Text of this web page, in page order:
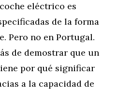
eléctrico es
de la forma
Pero no en Portugal.
de demostrar que un
por qué significar
a la capacidad de